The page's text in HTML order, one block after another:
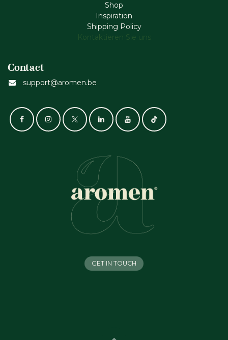
Shop
Inspiration
Shipping Policy
Kontaktieren Sie uns
Contact
support@aromen.be
GET IN TOUCH